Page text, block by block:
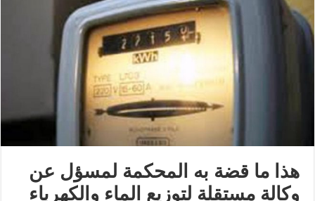
هذا ما قضة به المحكمة لمسؤل عن
وكالة مستقلة لتوزيع الماء والكهرباء